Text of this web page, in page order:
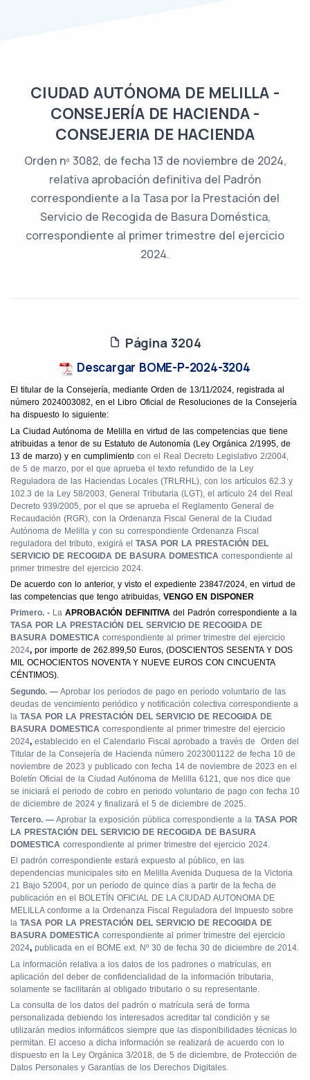
CIUDAD AUTÓNOMA DE MELILLA -
CONSEJERÍA DE HACIENDA -
CONSEJERIA DE HACIENDA
Orden nº 3082, de fecha 13 de noviembre de 2024,
relativa aprobación definitiva del Padrón
correspondiente a la Tasa por la Prestación del
Servicio de Recogida de Basura Doméstica,
correspondiente al primer trimestre del ejercicio
2024.
Página 3204
Descargar BOME-P-2024-3204
El titular de la Consejería, mediante Orden de 13/11/2024, registrada al
número 2024003082, en el Libro Oficial de Resoluciones de la Consejería
ha dispuesto lo siguiente:
La Ciudad Autónoma de Melilla en virtud de las competencias que tiene
atribuidas a tenor de su Estatuto de Autonomía (Ley Orgánica 2/1995, de
13 de marzo) y en cumplimiento con el Real Decreto Legislativo 2/2004,
de 5 de marzo, por el que aprueba el texto refundido de la Ley
Reguladora de las Haciendas Locales (TRLRHL), con los artículos 62.3 y
102.3 de la Ley 58/2003, General Tributaria (LGT), el artículo 24 del Real
Decreto 939/2005, por el que se aprueba el Reglamento General de
Recaudación (RGR), con la Ordenanza Fiscal General de la Ciudad
Autónoma de Melilla y con su correspondiente Ordenanza Fiscal
reguladora del tributo, exigirá el TASA POR LA PRESTACIÓN DEL
SERVICIO DE RECOGIDA DE BASURA DOMESTICA correspondiente al
primer trimestre del ejercicio 2024.
De acuerdo con lo anterior, y visto el expediente 23847/2024, en virtud de
las competencias que tengo atribuidas, VENGO EN DISPONER
Primero. - La APROBACIÓN DEFINITIVA del Padrón correspondiente a la
TASA POR LA PRESTACIÓN DEL SERVICIO DE RECOGIDA DE
BASURA DOMESTICA correspondiente al primer trimestre del ejercicio
2024, por importe de 262.899,50 Euros, (DOSCIENTOS SESENTA Y DOS
MIL OCHOCIENTOS NOVENTA Y NUEVE EUROS CON CINCUENTA
CÉNTIMOS).
Segundo. — Aprobar los períodos de pago en período voluntario de las
deudas de vencimiento periódico y notificación colectiva correspondiente a
la TASA POR LA PRESTACIÓN DEL SERVICIO DE RECOGIDA DE
BASURA DOMESTICA correspondiente al primer trimestre del ejercicio
2024, establecido en el Calendario Fiscal aprobado a través de
Orden del
Titular de la Consejería de Hacienda número 2023001122 de fecha 10 de
noviembre de 2023 y publicado con fecha 14 de noviembre de 2023 en el
Boletín Oficial de la Ciudad Autónoma de Melilla 6121, que nos dice que
se iniciará el periodo de cobro en periodo voluntario de pago con fecha 10
de diciembre de 2024 y finalizará el 5 de diciembre de 2025.
Tercero. — Aprobar la exposición pública correspondiente a la TASA POR
LA PRESTACIÓN DEL SERVICIO DE RECOGIDA DE BASURA
DOMESTICA correspondiente al primer trimestre del ejercicio 2024.
El padrón correspondiente estará expuesto al público, en las
dependencias municipales sito en Melilla Avenida Duquesa de la Victoria
21 Bajo 52004, por un período de quince días a partir de la fecha de
publicación en el BOLETÍN OFICIAL DE LA CIUDAD AUTONOMA DE
MELILLA conforme a la Ordenanza Fiscal Reguladora del Impuesto sobre
la TASA POR LA PRESTACIÓN DEL SERVICIO DE RECOGIDA DE
BASURA DOMESTICA correspondiente al primer trimestre del ejercicio
2024, publicada en el BOME ext. Nº 30 de fecha 30 de diciembre de 2014.
La información relativa a los datos de los padrones o matrículas, en
aplicación del deber de confidencialidad de la información tributaria,
solamente se facilitarán al obligado tributario o su representante.
La consulta de los datos del padrón o matrícula será de forma
personalizada debiendo los interesados acreditar tal condición y se
utilizarán medios informáticos siempre que las disponibilidades técnicas lo
permitan. El acceso a dicha información se realizará de acuerdo con lo
dispuesto en la Ley Orgánica 3/2018, de 5 de diciembre, de Protección de
Datos Personales y Garantías de los Derechos Digitales.